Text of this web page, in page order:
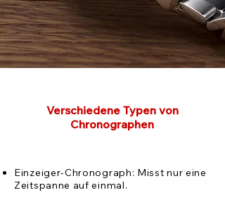
Verschiedene Typen von
Chronographen
Einzeiger-Chronograph: Misst nur eine
Zeitspanne auf einmal.